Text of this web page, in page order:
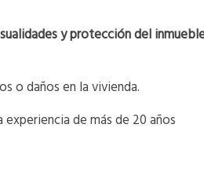
y protección del
o daños en la vivienda.
de más de 20 años